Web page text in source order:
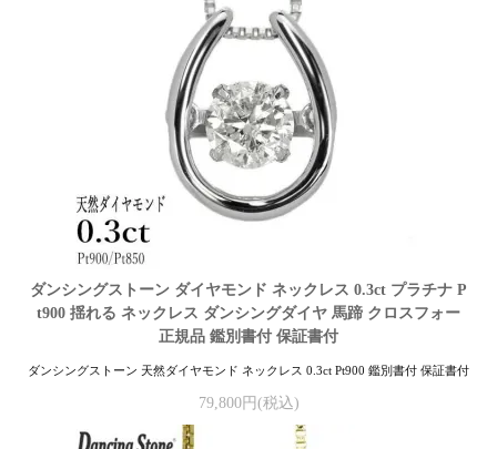
ダンシングストーン ダイヤモンド ネックレス 0.3ct プラチナ P
t900 揺れる ネックレス ダンシングダイヤ 馬蹄 クロスフォー
正規品 鑑別書付 保証書付
ダンシングストーン 天然ダイヤモンド ネックレス 0.3ct Pt900 鑑別書付 保証書付
79,800円(税込)